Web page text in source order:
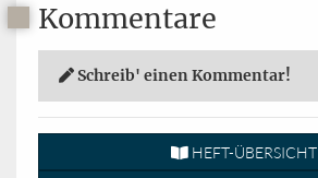
Kommentare
Schreib' einen Kommentar!
HEFT-ÜBERSICHT